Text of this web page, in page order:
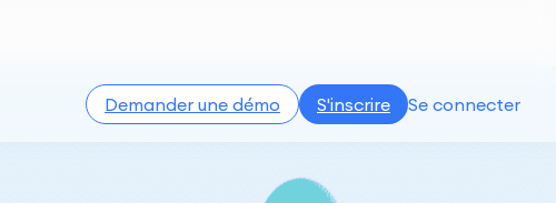
Demander une démo S'inscrire Se connecter